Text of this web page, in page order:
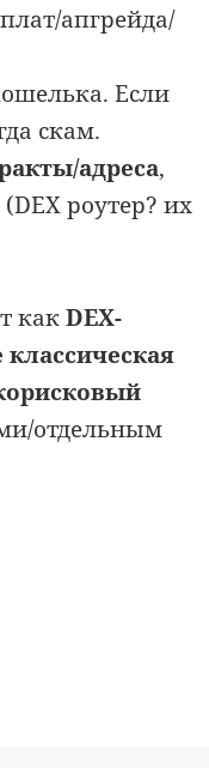
апгрейда/
Если
скам.
адреса,
роутер? их
какDEX-
отдельным